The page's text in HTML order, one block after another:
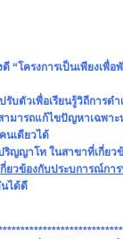
“โครงการเป็นเพียงเ
บตัวเพื่อเรียนรู้วิถีการด
ารถแก้ไขปัญหาเฉพาะ
นเดียวได้
ญญาโท ในสาขาที่เกี่ยว
ยวข้องกับประบการณ์กา
ได้ดี